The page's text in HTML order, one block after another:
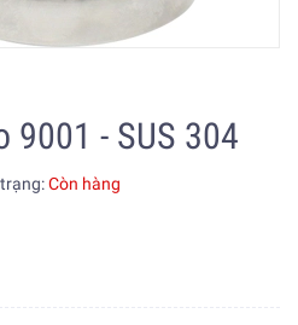
9001 - SUS 304
Còn hàng